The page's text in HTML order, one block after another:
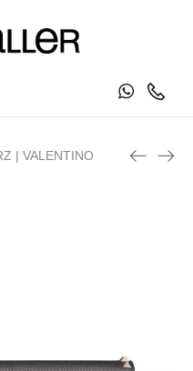
| VALENTINO